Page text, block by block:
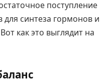
поступление
для синтеза гормонов и
как это выглядит на